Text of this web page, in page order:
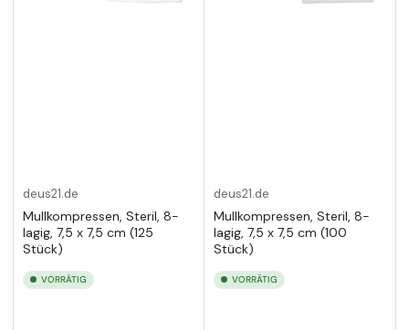
deus21.de
Mullkompressen, Steril, 8-
lagig, 7,5 x 7,5 cm (125
Stück)
VORRÄTIG
deus21.de
Mullkompressen, Steril, 8-
lagig, 7,5 x 7,5 cm (100
Stück)
VORRÄTIG